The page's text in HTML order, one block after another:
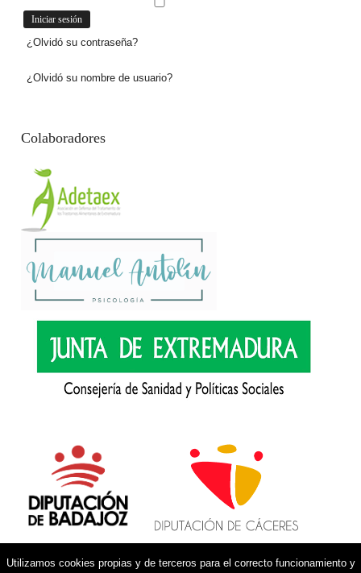
¿Olvidó su contraseña?
¿Olvidó su nombre de usuario?
Colaboradores
Utilizamos cookies propias y de terceros para el correcto funcionamiento y